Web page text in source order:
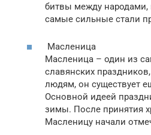
битвы между народами,
самые сильные стали
Масленица
Масленица – один из
славянских
людям, он существует
Основной идеей
зимы. После принятия
Масленицу начали